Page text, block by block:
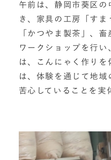
午前は、静岡市葵区の
き、家具の工房「すま
「かつやま製茶」、
ワークショップを行
は、こんにゃく作り
は、体験を通じて地域
苦心していることを実